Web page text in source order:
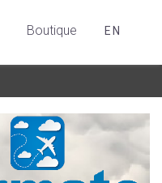
Boutique EN